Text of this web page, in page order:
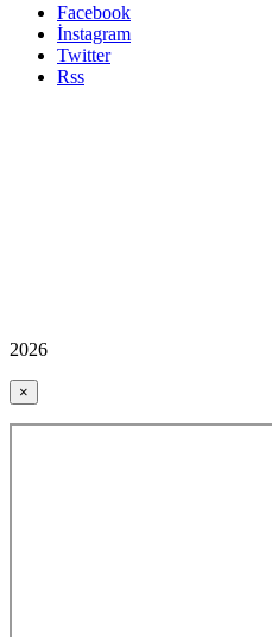
Facebook
İnstagram
Twitter
Rss
2026
×